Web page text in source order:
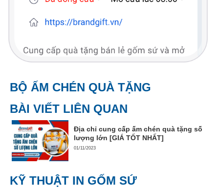
BỘ ẤM CHÉN QUÀ TẶNG
BÀI VIẾT LIÊN QUAN
Địa chỉ cung cấp ấm chén quà tặng số
lượng lớn [GIÁ TỐT NHẤT]
01/11/2023
KỸ THUẬT IN GỐM SỨ